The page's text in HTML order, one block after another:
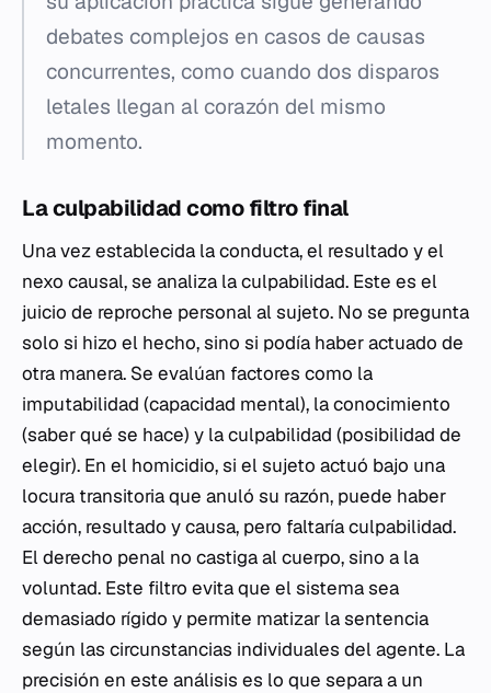
debates complejos en casos de causas
concurrentes, como cuando dos disparos
letales llegan al corazón del mismo
momento.
La culpabilidad como filtro final
Una vez establecida la conducta, el resultado y el
nexo causal, se analiza la culpabilidad. Este es el
juicio de reproche personal al sujeto. No se pregunta
solo si hizo el hecho, sino si podía haber actuado de
otra manera. Se evalúan factores como la
imputabilidad (capacidad mental), la conocimiento
(saber qué se hace) y la culpabilidad (posibilidad de
elegir). En el homicidio, si el sujeto actuó bajo una
locura transitoria que anuló su razón, puede haber
acción, resultado y causa, pero faltaría culpabilidad.
El derecho penal no castiga al cuerpo, sino a la
voluntad. Este filtro evita que el sistema sea
demasiado rígido y permite matizar la sentencia
según las circunstancias individuales del agente. La
precisión en este análisis es lo que separa a un